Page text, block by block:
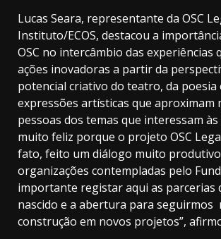
Lucas Seara, representante da OSC
Instituto/ECOS, destacou a
OSC no intercâmbio das experiências
ações inovadoras a partir da
potencial criativo do teatro, da poesia
expressões artísticas que aproximam
pessoas dos temas que interessam às
muito feliz porque o projeto OSC
fato, feito um diálogo muito
organizações contempladas pelo
importante registar aqui as parcerias
nascido e a abertura para seguirmos
construção em novos projetos”,